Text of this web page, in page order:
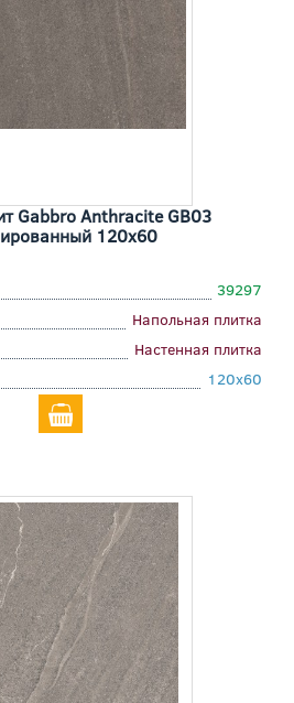
Gabbro Anthracite GB03
120x60
39297
Напольная плитка
Настенная плитка
120x60